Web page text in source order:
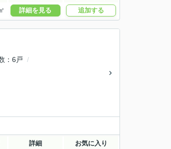
詳細を見る 追加する
6戸
詳細 お気に入り